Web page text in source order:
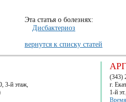
Эта статья о болезнях:
Дисбактериоз
вернутся к списку статей
3-й этаж,
(343)
г.
1-й